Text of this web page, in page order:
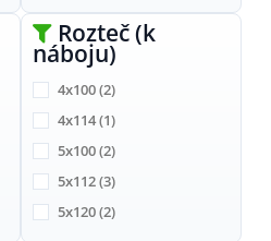
5x120(1)
Rozteč (k
náboju)
4x100(2)
4x114(1)
5x100(2)
5x112(3)
5x120(2)